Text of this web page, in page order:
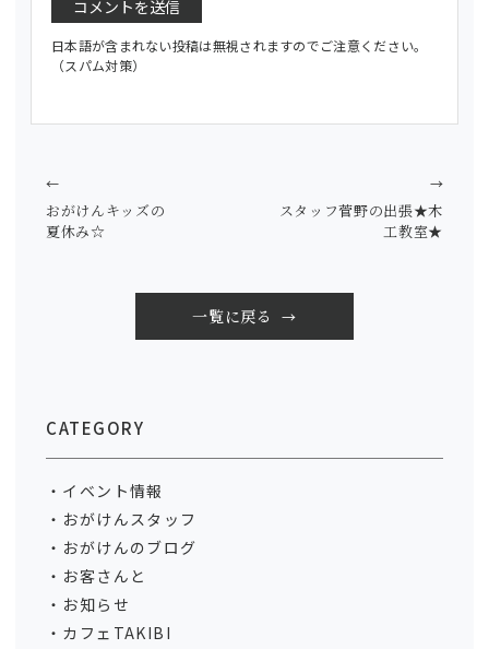
日本語が含まれない投稿は無視されますのでご注意ください。
（スパム対策）
おがけんキッズの
夏休み☆
←
一覧に戻る
スタッフ菅野の出張★木
工教室★
→
CATEGORY
イベント情報
おがけんスタッフ
おがけんのブログ
お客さんと
お知らせ
カフェTAKIBI